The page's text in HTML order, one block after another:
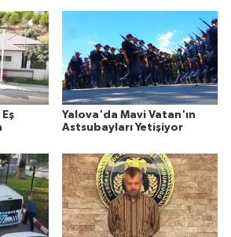
Yalova'da Mavi Vatan'ın
Astsubayları Yetişiyor